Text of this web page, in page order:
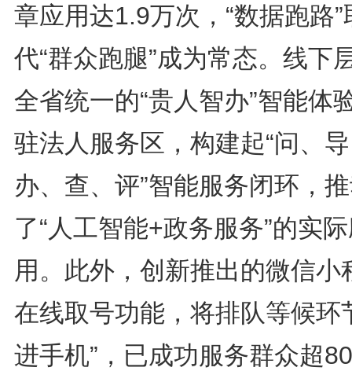
章应用达1.9万次，“数据跑路”
代“群众跑腿”成为常态。线下
全省统一的“贵人智办”智能体
驻法人服务区，构建起“问、
办、查、评”智能服务闭环，
了“人工智能+政务服务”的实
用。此外，创新推出的微信小
在线取号功能，将排队等候环
进手机”，已成功服务群众超